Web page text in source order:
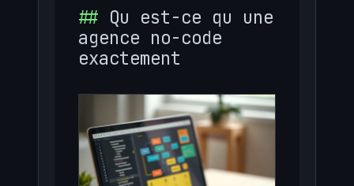
Qu est-ce qu une
agence no-code
exactement